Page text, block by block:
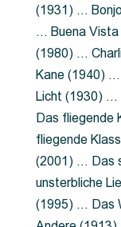
(1931) …
… Buena
(1980) …
Kane (1940)
Licht (1930) …
Das fliegende
fliegende
(2001) … Das
unsterbliche
(1995) … Das